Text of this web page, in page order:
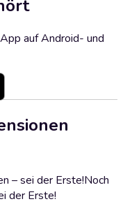
auf Android- und
– sei der Erste!Noch
der Erste!